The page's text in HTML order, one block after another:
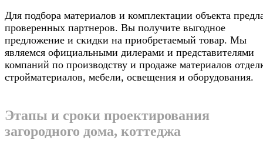
Для подбора материалов и комплектации объекта
проверенных партнеров. Вы получите выгодное
предложение и скидки на приобретаемый товар. Мы
являемся официальными дилерами и представителями
компаний по производству и продаже материалов
стройматериалов, мебели, освещения и оборудования.
Этапы и сроки проектирования
загородного дома, коттеджа